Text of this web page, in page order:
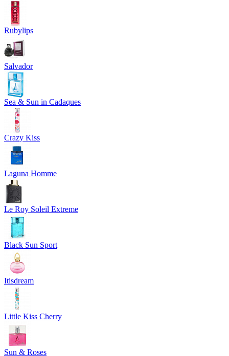
Rubylips
Salvador
Sea & Sun in Cadaques
Crazy Kiss
Laguna Homme
Le Roy Soleil Extreme
Black Sun Sport
Itisdream
Little Kiss Cherry
Sun & Roses